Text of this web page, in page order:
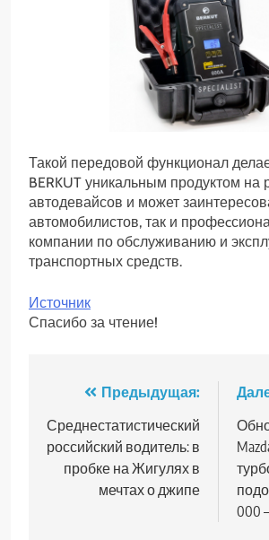
Такой передовой функционал
BERKUT уникальным продуктом на
автодевайсов и может
автомобилистов, так и
компании по обслуживанию и
транспортных средств.
Источник
Спасибо за чтение!
Навигация
по
записям
Предыдущая:
Среднестатистический
российский водитель: в
пробке на Жигулях в
мечтах о джипе
000